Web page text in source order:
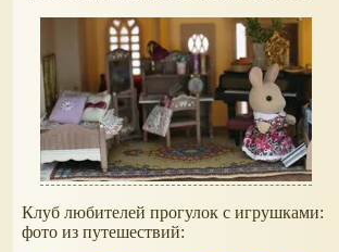
Клуб любителей прогулок с игрушками:
фото из путешествий: